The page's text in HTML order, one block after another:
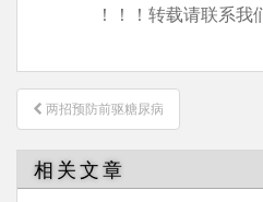
！！！转载请联系我
文
章
导
航
两招预防前驱糖尿病
相关文章